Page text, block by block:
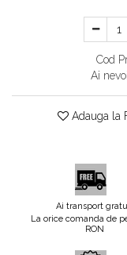
Cod
Ai
Adauga la
Ai transport
La orice comanda de
RON